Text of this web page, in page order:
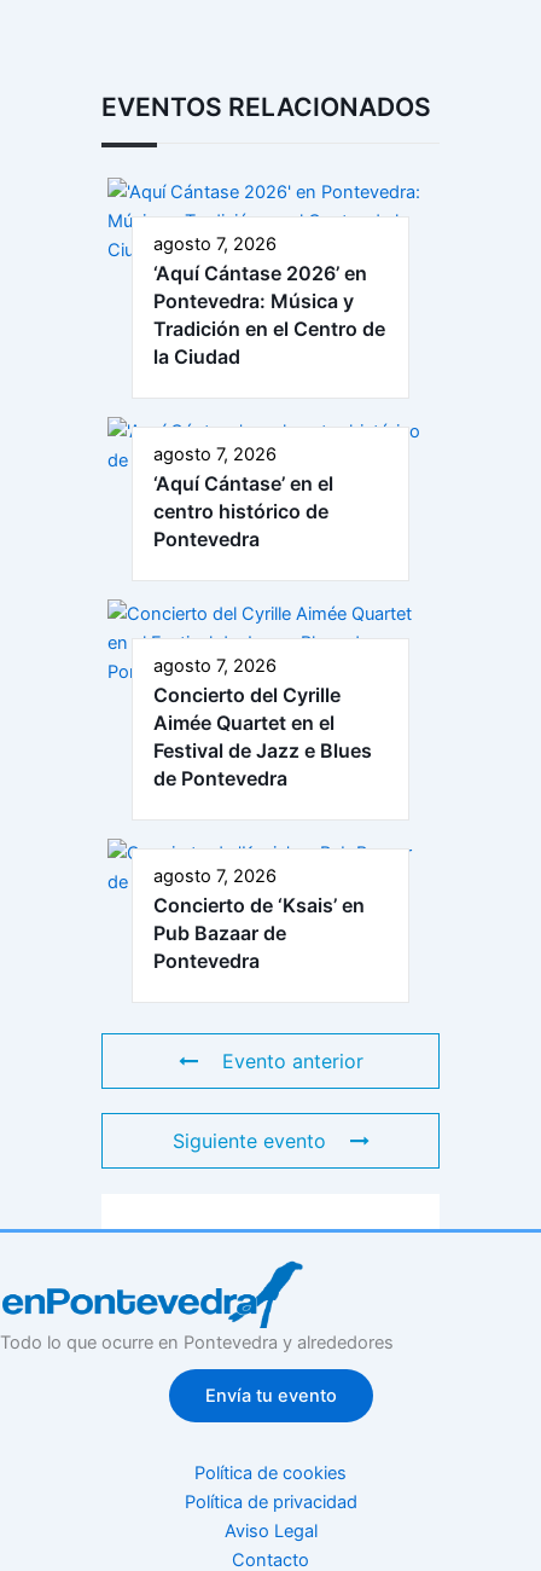
EVENTOS RELACIONADOS
agosto 7, 2026
‘Aquí Cántase 2026’ en
Pontevedra: Música y
Tradición en el Centro de
la Ciudad
agosto 7, 2026
‘Aquí Cántase’ en el
centro histórico de
Pontevedra
agosto 7, 2026
Concierto del Cyrille
Aimée Quartet en el
Festival de Jazz e Blues
de Pontevedra
agosto 7, 2026
Concierto de ‘Ksais’ en
Pub Bazaar de
Pontevedra
Evento anterior
Siguiente evento
Todo lo que ocurre en Pontevedra y alrededores
Envía tu evento
Política de cookies
Política de privacidad
Aviso Legal
Contacto